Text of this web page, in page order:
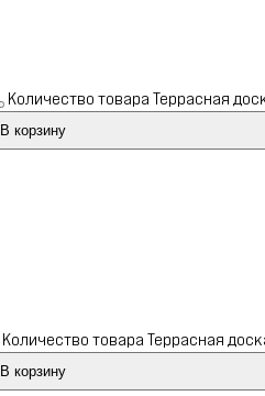
Количество товара Террасная
В корзину
Количество товара Террасная
В корзину